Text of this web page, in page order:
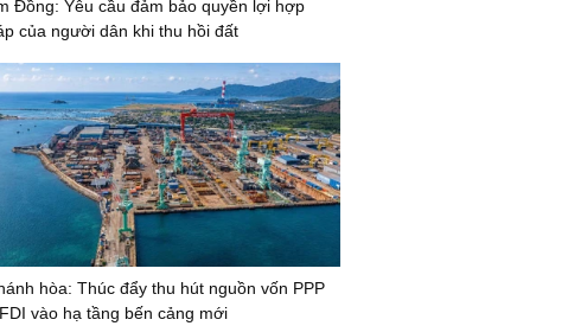
Đồng: Yêu cầu đảm bảo quyền lợi hợp
của người dân khi thu hồi đất
hòa: Thúc đẩy thu hút nguồn vốn PPP
vào hạ tầng bến cảng mới